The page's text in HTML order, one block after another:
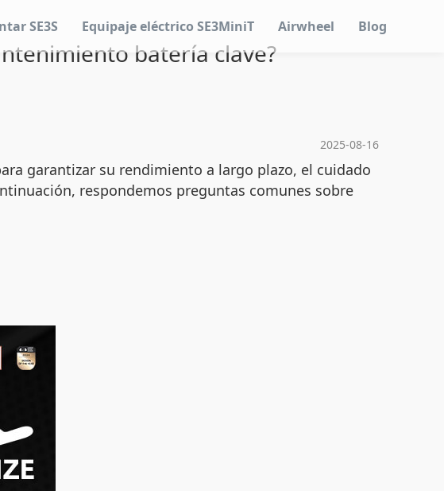
SE3S Equipaje eléctrico SE3MiniT Airwheel Blog
batería clave?
2025-08-16
garantizar su rendimiento a largo plazo, el cuidado
respondemos preguntas comunes sobre